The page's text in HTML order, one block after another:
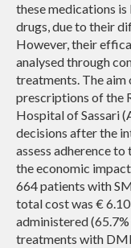
these medications
drugs, due to their
However, their
analysed through
treatments. The aim
prescriptions of the
Hospital of Sassari
decisions after the
assess adherence
the economic
664 patients with
total cost was €
administered
treatments with